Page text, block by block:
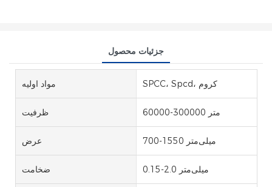
جزئیات محصول
مواد اولیه SPCC، Spcd، کروم
ظرفیت 60000-300000 متر
عرض 700-1550 میلی‌متر
ضخامت 0.15-2.0 میلی‌متر